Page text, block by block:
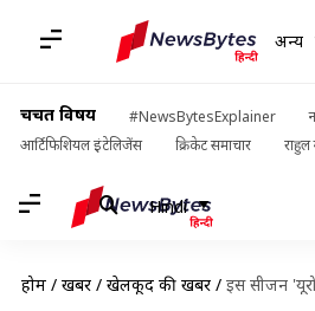
अन्य
चर्चित विषय #NewsBytesExplainer
आर्टिफिशियल इंटेलिजेंस
क्रिकेट समाचार राहुल
Hindi
होम / खबरें / खेलकूद की खबरें / इस सीजन 'यूरोपियन